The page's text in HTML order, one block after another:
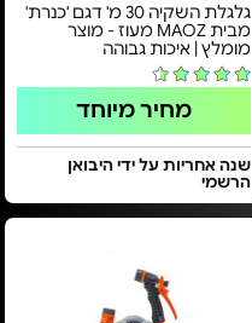
גלגלת השקיה 30 מ' דגם 'כנרת'
מבית MAOZ מעוז - מוצר
מומלץ | איכות גבוהה
מחיר מיוחד
שנה אחריות על ידי היבואן
הרשמי